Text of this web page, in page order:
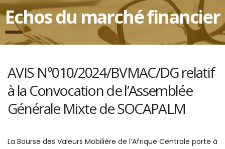
Echos du marché financier
AVIS N°010/2024/BVMAC/DG relatif
à la Convocation de l’Assemblée
Générale Mixte de SOCAPALM
La Bourse des Valeurs Mobilière de l’Afrique Centrale porte à